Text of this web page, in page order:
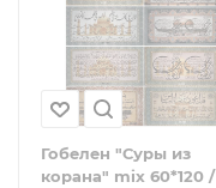
Гобелен "Суры из
корана" mix 60*120 /